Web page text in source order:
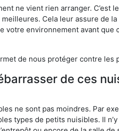
ne vient rien arranger.
Cela leur assure de
environnement avant
de nous protéger contre les
de ces
ne sont pas moindres. Par
types de petits nuisibles. Il